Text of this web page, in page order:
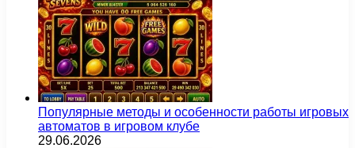
Популярные методы и особенности работы игровых
автоматов в игровом клубе
29.06.2026